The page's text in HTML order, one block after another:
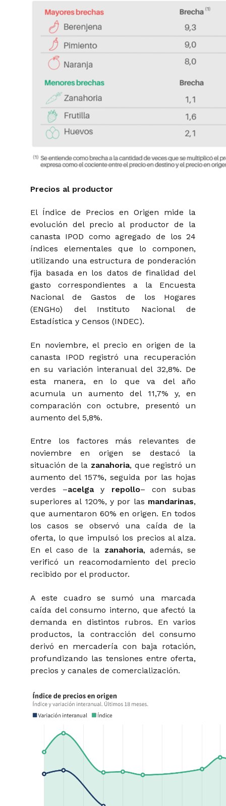
Precios al productor
El Índice de Precios en Origen mide la
evolución del precio al productor de la
canasta IPOD como agregado de los 24
índices elementales que lo componen,
utilizando una estructura de ponderación
fija basada en los datos de finalidad del
gasto correspondientes a la Encuesta
Nacional de Gastos de los Hogares
(ENGHo) del Instituto Nacional de
Estadística y Censos (INDEC).
En noviembre, el precio en origen de la
canasta IPOD registró una recuperación
en su variación interanual del 32,8%. De
esta manera, en lo que va del año
acumula un aumento del 11,7% y, en
comparación con octubre, presentó un
aumento del 5,8%.
Entre los factores más relevantes de
noviembre en origen se destacó la
situación de la zanahoria, que registró un
aumento del 157%, seguida por las hojas
verdes –acelgay repollo– con subas
superiores al 120%, y por las mandarinas,
que aumentaron 60% en origen. En todos
los casos se observó una caída de la
oferta, lo que impulsó los precios al alza.
En el caso de la zanahoria, además, se
verificó un reacomodamiento del precio
recibido por el productor.
A este cuadro se sumó una marcada
caída del consumo interno, que afectó la
demanda en distintos rubros. En varios
productos, la contracción del consumo
derivó en mercadería con baja rotación,
profundizando las tensiones entre oferta,
precios y canales de comercialización.